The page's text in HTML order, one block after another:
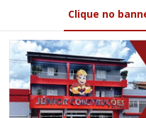
Clique no